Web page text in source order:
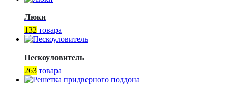
Люки
132 товара
Пескоуловитель
263 товара